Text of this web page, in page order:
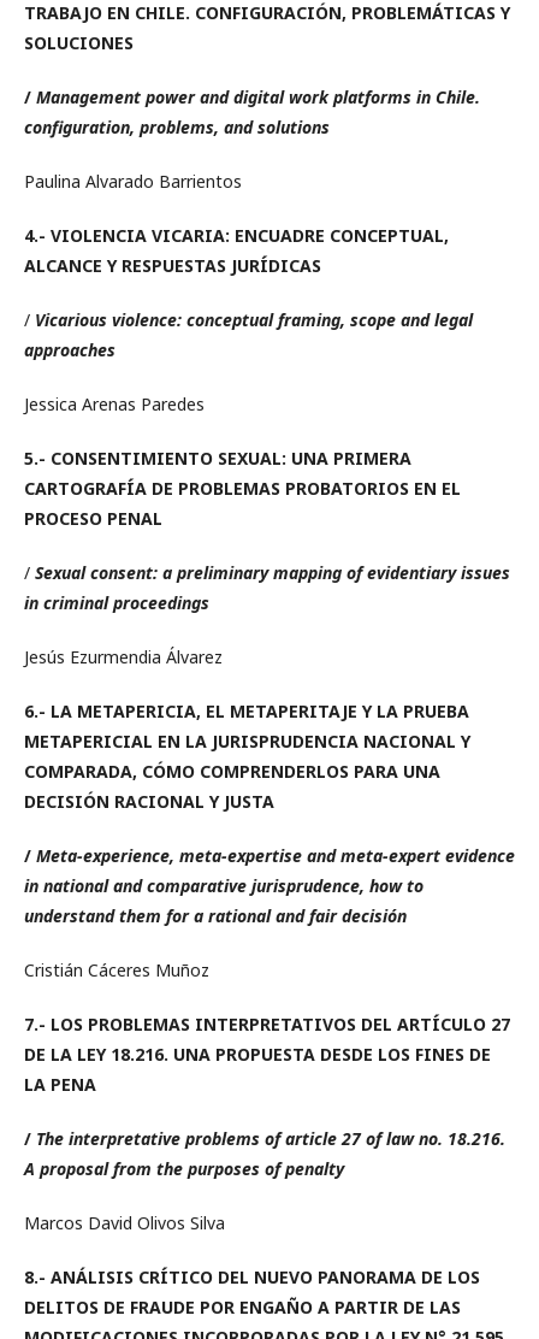
TRABAJO EN CHILE. CONFIGURACIÓN, PROBLEMÁTICAS Y
SOLUCIONES
/ Management power and digital work platforms in Chile.
configuration, problems, and solutions
Paulina Alvarado Barrientos
4.- VIOLENCIA VICARIA: ENCUADRE CONCEPTUAL,
ALCANCE Y RESPUESTAS JURÍDICAS
/ Vicarious violence: conceptual framing, scope and legal
approaches
Jessica Arenas Paredes
5.- CONSENTIMIENTO SEXUAL: UNA PRIMERA
CARTOGRAFÍA DE PROBLEMAS PROBATORIOS EN EL
PROCESO PENAL
/ Sexual consent: a preliminary mapping of evidentiary issues
in criminal proceedings
Jesús Ezurmendia Álvarez
6.- LA METAPERICIA, EL METAPERITAJE Y LA PRUEBA
METAPERICIAL EN LA JURISPRUDENCIA NACIONAL Y
COMPARADA, CÓMO COMPRENDERLOS PARA UNA
DECISIÓN RACIONAL Y JUSTA
/ Meta-experience, meta-expertise and meta-expert evidence
in national and comparative jurisprudence, how to
understand them for a rational and fair decisión
Cristián Cáceres Muñoz
7.- LOS PROBLEMAS INTERPRETATIVOS DEL ARTÍCULO 27
DE LA LEY 18.216. UNA PROPUESTA DESDE LOS FINES DE
LA PENA
/ The interpretative problems of article 27 of law no. 18.216.
A proposal from the purposes of penalty
Marcos David Olivos Silva
8.- ANÁLISIS CRÍTICO DEL NUEVO PANORAMA DE LOS
DELITOS DE FRAUDE POR ENGAÑO A PARTIR DE LAS